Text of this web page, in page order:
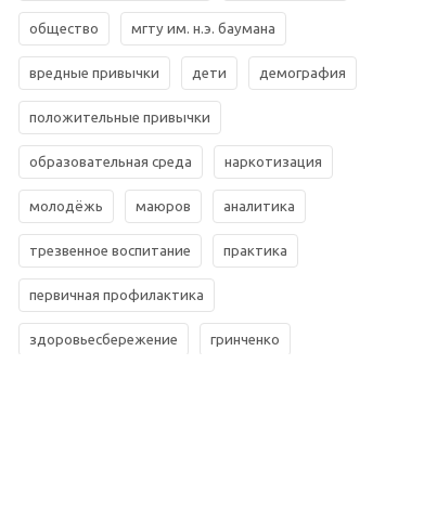
общество мгту им. н.э. баумана
вредные привычки дети демография
положительные привычки
образовательная среда наркотизация
молодёжь маюров аналитика
трезвенное воспитание практика
первичная профилактика
здоровьесбережение гринченко